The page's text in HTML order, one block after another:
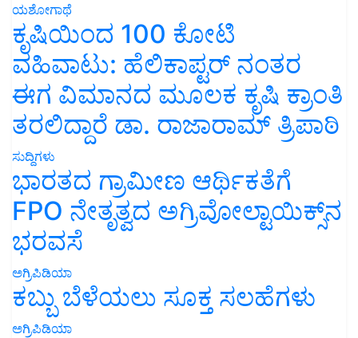
ಯಶೋಗಾಥೆ
ಕೃಷಿಯಿಂದ 100 ಕೋಟಿ
ವಹಿವಾಟು: ಹೆಲಿಕಾಪ್ಟರ್ ನಂತರ
ಈಗ ವಿಮಾನದ ಮೂಲಕ ಕೃಷಿ ಕ್ರಾಂತಿ
ತರಲಿದ್ದಾರೆ ಡಾ. ರಾಜಾರಾಮ್ ತ್ರಿಪಾಠಿ
ಸುದ್ದಿಗಳು
ಭಾರತದ ಗ್ರಾಮೀಣ ಆರ್ಥಿಕತೆಗೆ
FPO ನೇತೃತ್ವದ ಅಗ್ರಿವೋಲ್ಟಾಯಿಕ್ಸ್‌ನ
ಭರವಸೆ
ಅಗ್ರಿಪಿಡಿಯಾ
ಕಬ್ಬು ಬೆಳೆಯಲು ಸೂಕ್ತ ಸಲಹೆಗಳು
ಅಗ್ರಿಪಿಡಿಯಾ